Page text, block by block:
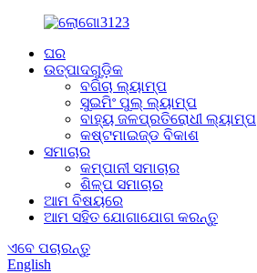
ଘର
ଉତ୍ପାଦଗୁଡ଼ିକ
ବଗିଚା ଲ୍ୟାମ୍ପ
ସୁଇମିଂ ପୁଲ୍ ଲ୍ୟାମ୍ପ
ବାହ୍ୟ ଜଳପ୍ରତିରୋଧୀ ଲ୍ୟାମ୍ପ
କଷ୍ଟମାଇଜ୍ଡ ବିକାଶ
ସମାଚାର
କମ୍ପାନୀ ସମାଚାର
ଶିଳ୍ପ ସମାଚାର
ଆମ ବିଷୟରେ
ଆମ ସହିତ ଯୋଗାଯୋଗ କରନ୍ତୁ
ଏବେ ପଚାରନ୍ତୁ
English